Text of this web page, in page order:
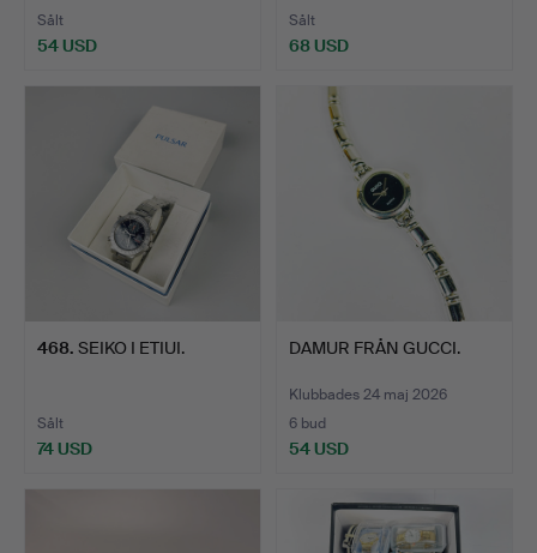
Sålt
54 USD
Sålt
68 USD
468. SEIKO I ETIUI.
Sålt
74 USD
DAMUR FRÅN GUCCI.
Klubbades 24 maj 2026
6 bud
54 USD